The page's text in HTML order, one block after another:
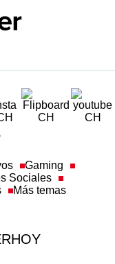
Gaming
Sociales
Más temas